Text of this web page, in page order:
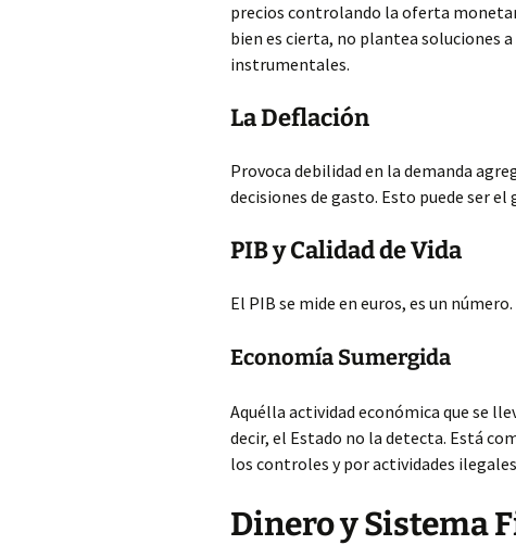
precios controlando la oferta
bien es cierta, no plantea soluciones
instrumentales.
La Deflación
Provoca debilidad en la demanda
decisiones de gasto. Esto puede ser
PIB y Calidad de Vida
El PIB se mide en euros, es un número.
Economía Sumergida
Aquélla actividad económica que se
decir, el Estado no la detecta. Está
los controles y por actividades
Dinero y Sistema